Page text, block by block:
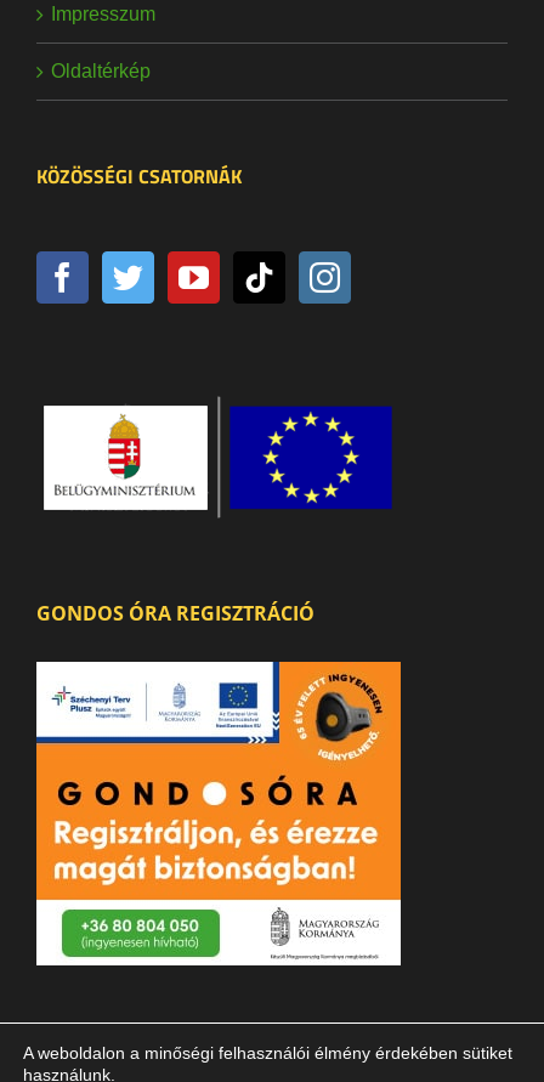
Impresszum
Oldaltérkép
KÖZÖSSÉGI CSATORNÁK
GONDOS ÓRA REGISZTRÁCIÓ
A weboldalon a minőségi felhasználói élmény érdekében sütiket
használunk.